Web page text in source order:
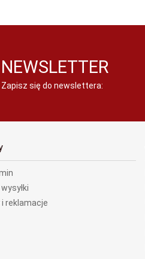
NEWSLETTER
Zapisz się do newslettera:
reklamacje